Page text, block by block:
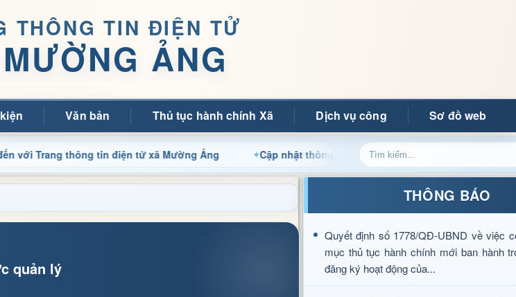
THÔNG TIN ĐIỆN TỬ
ẢNG
Văn bản Thủ tục hành chính Xã Dịch vụ công Sơ đồ web
thông tin điện tử xã Mường Ảng Cập nhật thông tin điều hành, thủ tục hành chính và tin tức địa
quản lý
THÔNG BÁO
Quyết định số 1778/QĐ-UBND về việc
mục thủ tục hành chính mới ban hành
đăng ký hoạt động của...